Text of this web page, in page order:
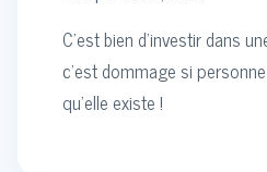
C’est bien d’investir dans
c’est dommage si
qu’elle existe !